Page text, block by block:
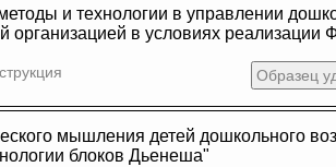
и технологии в управлении
организацией в условиях
Образец
мышления детей дошкольного
блоков Дьенеша"